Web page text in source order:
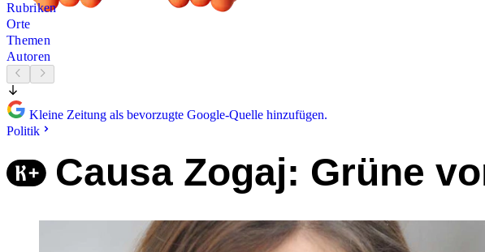
Rubriken
Orte
Themen
Autoren
Kleine Zeitung als bevorzugte Google-Quelle hinzufügen.
Politik
Causa Zogaj: Grüne